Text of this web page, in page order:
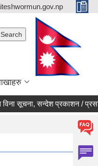
सूचना, सन्देश प्रकाशन / प्रसारण